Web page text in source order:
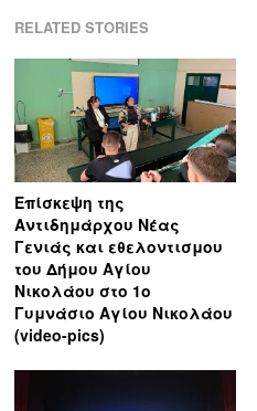
RELATED STORIES
Επίσκεψη της
Αντιδημάρχου Νέας
Γενιάς και εθελοντισμου
του Δήμου Αγίου
Νικολάου στο 1ο
Γυμνάσιο Αγίου Νικολάου
(video-pics)